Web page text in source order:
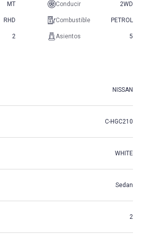
MT Conducir 2WD
RHD Combustible PETROL
2 Asientos 5
NISSAN
C-HGC210
WHITE
Sedan
2